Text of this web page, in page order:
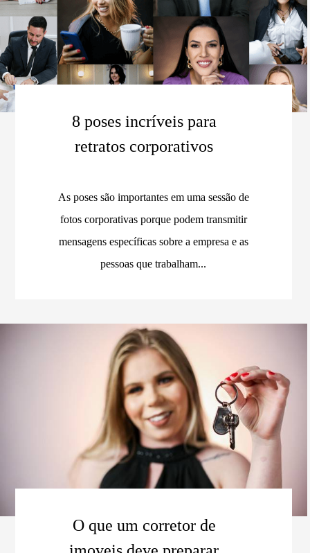
8 poses incríveis para
retratos corporativos
As poses são importantes em uma sessão de
fotos corporativas porque podem transmitir
mensagens específicas sobre a empresa e as
pessoas que trabalham...
O que um corretor de